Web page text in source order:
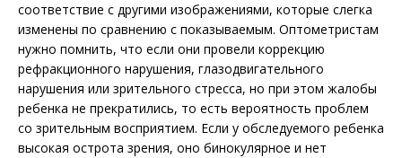
соответствие с другими изображениями, которые слегка
изменены по сравнению с показываемым. Оптометристам
нужно помнить, что если они провели коррекцию
рефракционного нарушения, глазодвигательного
нарушения или зрительного стресса, но при этом жалобы
ребенка не прекратились, то есть вероятность проблем
со зрительным восприятием. Если у обследуемого ребенка
высокая острота зрения, оно бинокулярное и нет